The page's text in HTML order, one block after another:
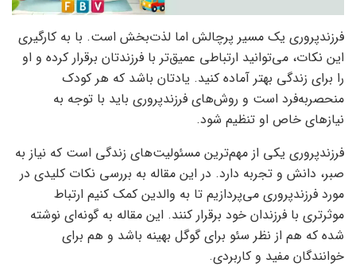
فرزندپروری یک مسیر پرچالش اما لذت‌بخش است. با به کارگیری
این نکات، می‌توانید ارتباطی عمیق‌تر با فرزندتان برقرار کرده و او
را برای زندگی بهتر آماده کنید. یادتان باشد که هر کودک
منحصربه‌فرد است و روش‌های فرزندپروری باید با توجه به
نیازهای خاص او تنظیم شود.
فرزندپروری یکی از مهم‌ترین مسئولیت‌های زندگی است که نیاز به
صبر، دانش و تجربه دارد. در این مقاله به بررسی نکات کلیدی در
مورد فرزندپروری می‌پردازیم تا به والدین کمک کنیم ارتباط
موثرتری با فرزندان خود برقرار کنند. این مقاله به گونه‌ای نوشته
شده که هم از نظر سئو برای گوگل بهینه باشد و هم برای
خوانندگان مفید و کاربردی.